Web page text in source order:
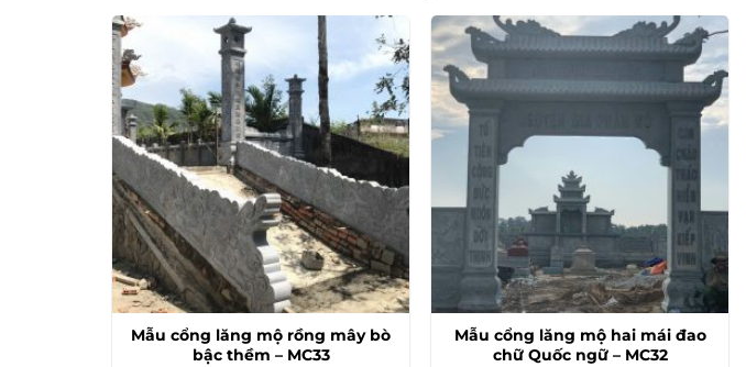
Mẫu cổng lăng mộ rồng mây bò
bậc thềm – MC33
Mẫu cổng lăng mộ hai mái đao
chữ Quốc ngữ – MC32